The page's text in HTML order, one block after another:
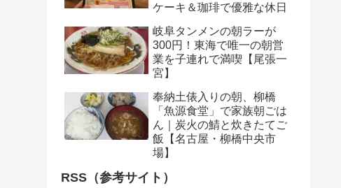
ケーキ＆珈琲で優雅な休日
岐阜タンメンの朝ラーが
300円！東海で唯一の朝営
業を子連れで満喫【尾張一
宮】
奉納土俵入りの朝、柳橋
「魚源食堂」で家族朝ごは
ん｜炭火の鯖と炊きたてご
飯【名古屋・柳橋中央市
場】
RSS（参考サイト）